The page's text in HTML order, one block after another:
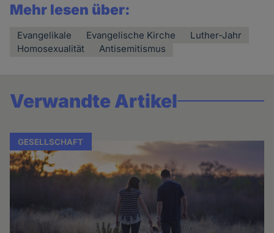
Mehr lesen über:
Evangelikale Evangelische Kirche
Luther-Jahr
Homosexualität
Antisemitismus
Verwandte Artikel
GESELLSCHAFT